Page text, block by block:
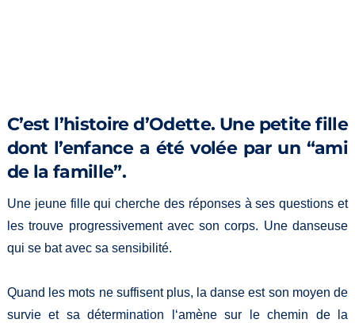
C’est l’histoire d’Odette. Une petite fille
dont l’enfance a été volée par un “ami
de la famille”.
Une jeune fille qui cherche des réponses à ses questions et
les trouve progressivement avec son corps. Une danseuse
qui se bat avec sa sensibilité.
Quand les mots ne suffisent plus, la danse est son moyen de
survie et sa détermination l‘amène sur le chemin de la